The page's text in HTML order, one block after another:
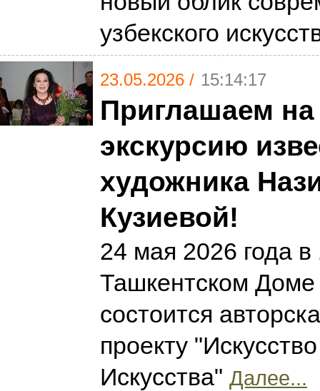
узбекского
23.05.2026 / 15:14:17
Приглашаем
экскурсию
художника
Кузиевой!
24 мая 2026 года в
Ташкентском
состоится
проекту
Искусства" Далее...